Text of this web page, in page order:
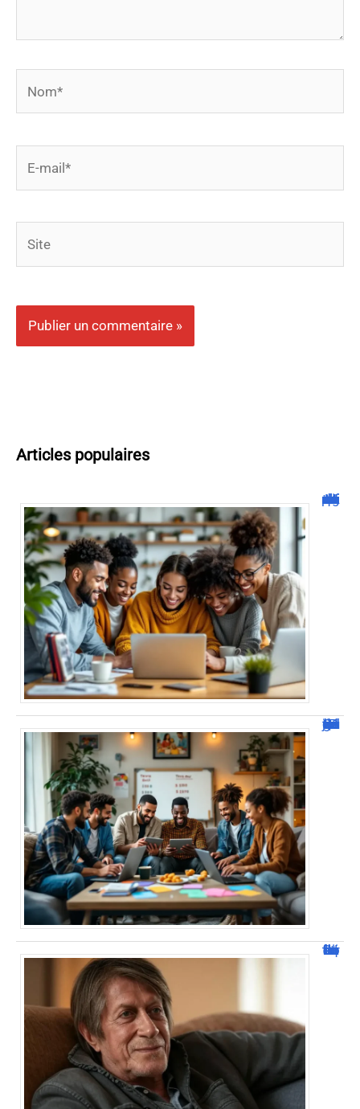
Articles populaires
Malgrim com : tout ce que vous devez savoir sur la plateforme !
JetPunk : Quiz et jeux de culture générale
Jacques Dutronc fortune : estimation et sources de richesse !